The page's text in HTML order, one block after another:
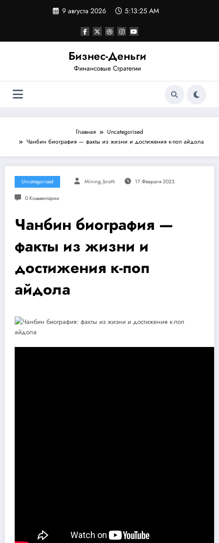
9 августа 2026 5:13:26 AM
Бизнес-Деньги
Финансовые Стратегии
Главная
Uncategorised
Чанбин биография — факты из жизни и достижения к-поп айдола
Uncategorised Mining_broth 17 Февраля 2023
0 Комментарии
Чанбин биография —
факты из жизни и
достижения к-поп
айдола